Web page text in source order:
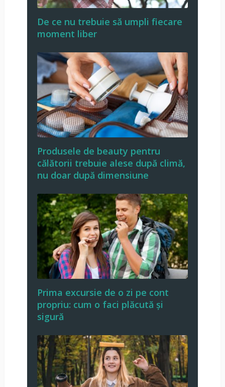
De ce nu trebuie să umpli fiecare
moment liber
Produsele de beauty pentru
călătorii trebuie alese după climă,
nu doar după dimensiune
Prima excursie de o zi pe cont
propriu: cum o faci plăcută și
sigură